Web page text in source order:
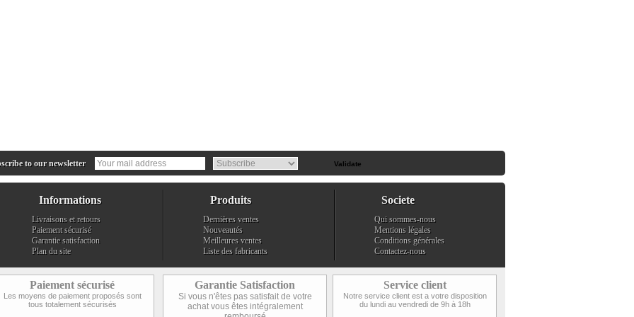
to our newsletter
Informations
Livraisons et retours
Paiement sécurisé
Garantie satisfaction
Plan du site
Produits
Dernières ventes
Nouveautés
Meilleures ventes
Liste des fabricants
Societe
Qui sommes-nous
Mentions légales
Conditions générales
Contactez-nous
Paiement sécurisé
Les moyens de paiement proposés sont
tous totalement sécurisés
Garantie Satisfaction
Si vous n'êtes pas satisfait de votre
achat vous êtes intégralement
Service client
Notre service client est a votre disposition
du lundi au vendredi de 9h à 18h